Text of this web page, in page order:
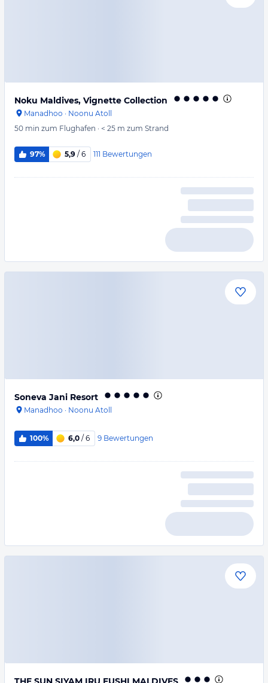
Noku Maldives, Vignette Collection
Manadhoo · Noonu Atoll
50 min zum Flughafen · < 25 m zum Strand
97% 5,9 / 6 111 Bewertungen
Soneva Jani Resort
Manadhoo · Noonu Atoll
100% 6,0 / 6 9 Bewertungen